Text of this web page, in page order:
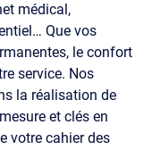
médical,
Que vos
le confort
service. Nos
la réalisation de
et clés en
votre cahier des